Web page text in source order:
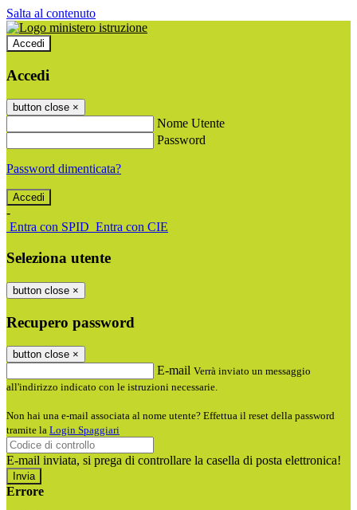
Salta al contenuto
Accedi
Accedi
button close ×
Nome Utente
Password
Password dimenticata?
-
Entra con SPID Entra con CIE
Seleziona utente
button close ×
Recupero password
button close ×
E-mail Verrà inviato un messaggio
all'indirizzo indicato con le istruzioni necessarie.
Non hai una e-mail associata al nome utente? Effettua il reset della password
tramite la Login Spaggiari
E-mail inviata, si prega di controllare la casella di posta elettronica!
Errore